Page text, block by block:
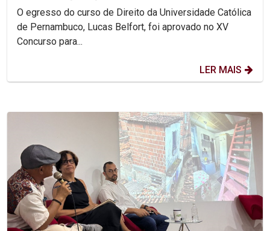
O egresso do curso de Direito da Universidade Católica
de Pernambuco, Lucas Belfort, foi aprovado no XV
Concurso para...
LER MAIS